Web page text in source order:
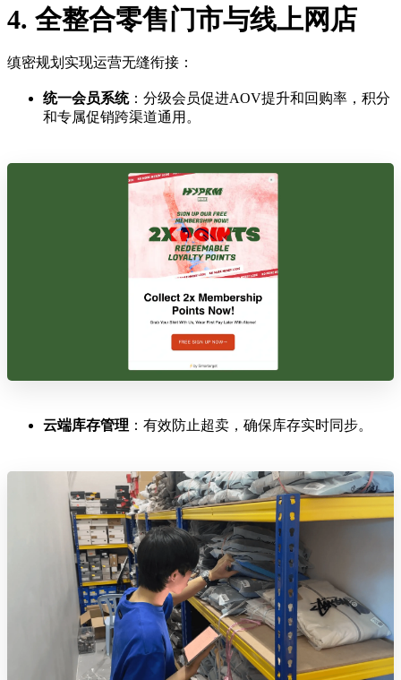
4. 全整合零售门市与线上网店
缜密规划实现运营无缝衔接：
统一会员系统：分级会员促进AOV提升和回购率，积分
和专属促销跨渠道通用。
云端库存管理 ：有效防止超卖，确保库存实时同步。